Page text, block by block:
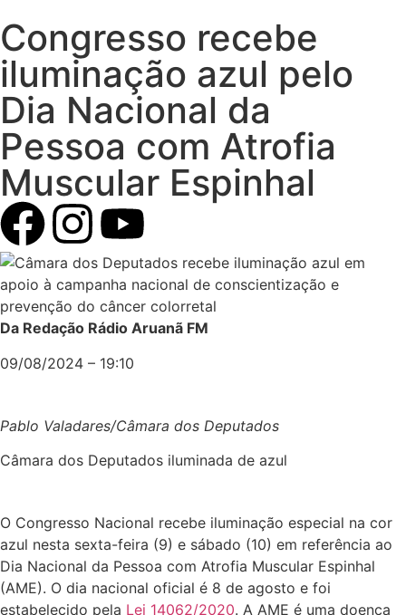
Congresso recebe
iluminação azul pelo
Dia Nacional da
Pessoa com Atrofia
Muscular Espinhal
Da Redação Rádio Aruanã FM
09/08/2024 – 19:10
Pablo Valadares/Câmara dos Deputados
Câmara dos Deputados iluminada de azul
O Congresso Nacional recebe iluminação especial na cor
azul nesta sexta-feira (9) e sábado (10) em referência ao
Dia Nacional da Pessoa com Atrofia Muscular Espinhal
(AME). O dia nacional oficial é 8 de agosto e foi
estabelecido pela Lei 14062/2020. A AME é uma doença